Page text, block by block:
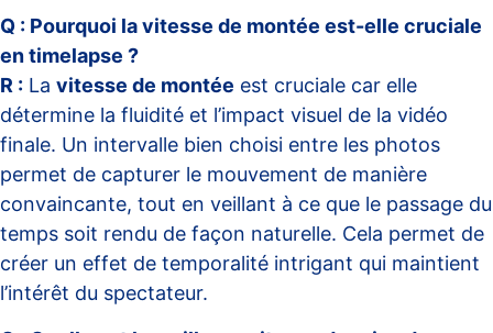
Q : Pourquoi la vitesse de montée est-elle cruciale
en timelapse ?
R : La vitesse de montée est cruciale car elle
détermine la fluidité et l’impact visuel de la vidéo
finale. Un intervalle bien choisi entre les photos
permet de capturer le mouvement de manière
convaincante, tout en veillant à ce que le passage du
temps soit rendu de façon naturelle. Cela permet de
créer un effet de temporalité intrigant qui maintient
l’intérêt du spectateur.